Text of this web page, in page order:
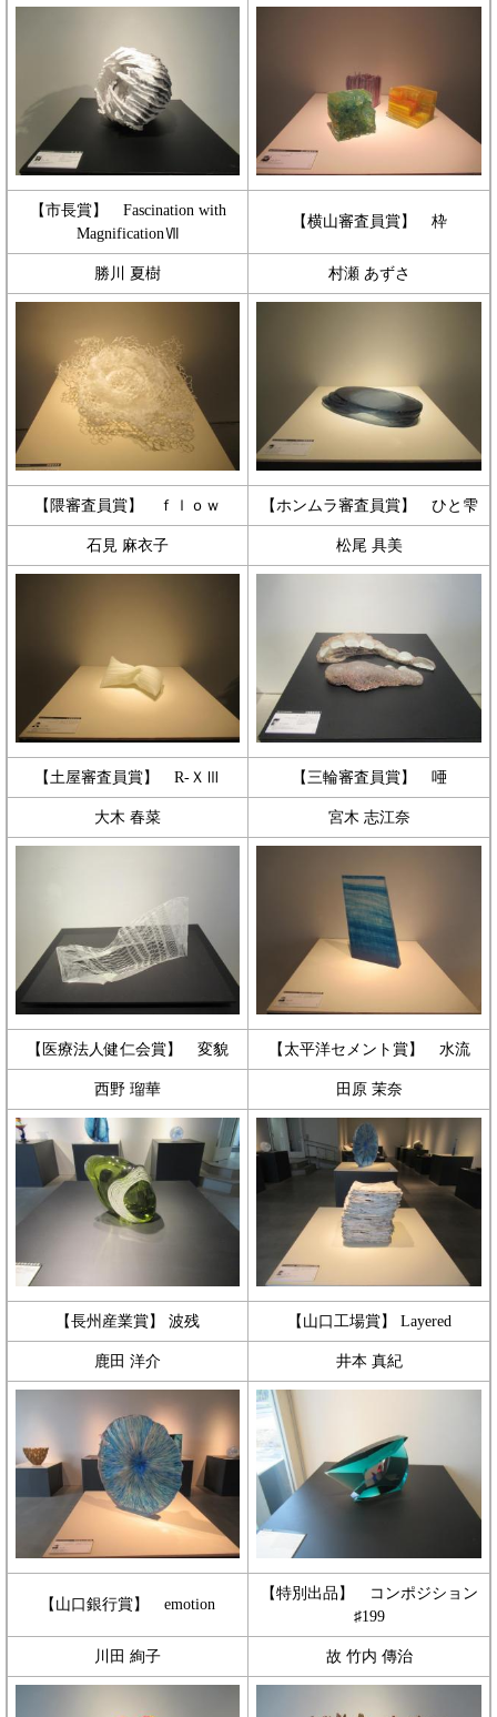
【市長賞】 Fascination with
MagnificationⅦ
【横山審査員賞】 枠
勝川 夏樹 村瀬 あずさ
【隈審査員賞】 ｆｌｏｗ 【ホンムラ審査員賞】 ひと雫
石見 麻衣子 松尾 具美
【土屋審査員賞】 R-ＸⅢ 【三輪審査員賞】 唖
大木 春菜 宮木 志江奈
【医療法人健仁会賞】 変貌 【太平洋セメント賞】 水流
西野 瑠華 田原 茉奈
【長州産業賞】 波残 【山口工場賞】 Layered
鹿田 洋介 井本 真紀
【山口銀行賞】 emotion
【特別出品】 コンポジション
♯199
川田 絢子 故 竹内 傳治